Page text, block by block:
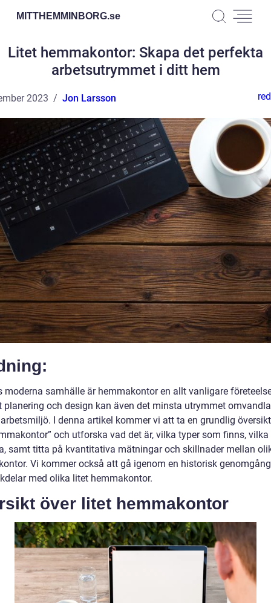
MITTHEMMINBORG.se
Litet hemmakontor: Skapa det perfekta
arbetsutrymmet i ditt hem
2023 Jon Larsson
moderna samhälle är hemmakontor en allt vanligare
planering och design kan även det minsta utrymmet
I denna artikel kommer vi att ta en grundlig
och utforska vad det är, vilka typer som finns,
samt titta på kvantitativa mätningar och skillnader mellan
Vi kommer också att gå igenom en historisk
med olika litet hemmakontor.
över litet hemmakontor